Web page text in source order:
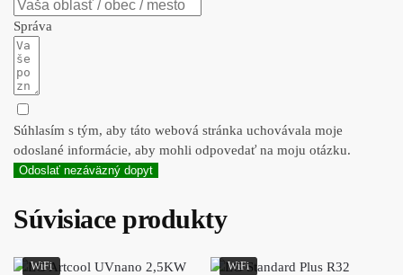
Správa
Súhlasím s tým, aby táto webová stránka uchovávala moje
odoslané informácie, aby mohli odpovedať na moju otázku.
Odoslať nezáväzný dopyt
Súvisiace produkty
WiFi WiFi